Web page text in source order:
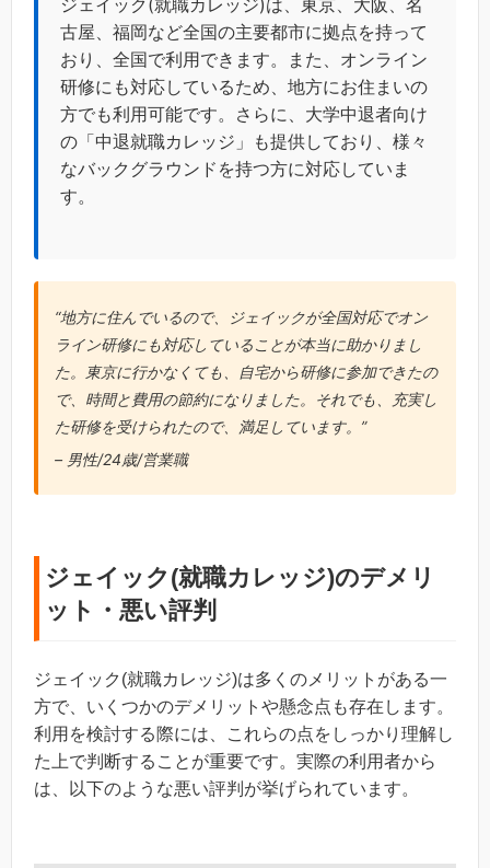
古屋、福岡など全国の主要都市に拠点を持って
おり、全国で利用できます。また、オンライン
研修にも対応しているため、地方にお住まいの
方でも利用可能です。さらに、大学中退者向け
の「中退就職カレッジ」も提供しており、様々
なバックグラウンドを持つ方に対応していま
す。
“地方に住んでいるので、ジェイックが全国対応でオン
ライン研修にも対応していることが本当に助かりまし
た。東京に行かなくても、自宅から研修に参加できたの
で、時間と費用の節約になりました。それでも、充実し
た研修を受けられたので、満足しています。”
– 男性/24歳/営業職
ジェイック(就職カレッジ)のデメリ
ット・悪い評判
ジェイック(就職カレッジ)は多くのメリットがある一
方で、いくつかのデメリットや懸念点も存在します。
利用を検討する際には、これらの点をしっかり理解し
た上で判断することが重要です。実際の利用者から
は、以下のような悪い評判が挙げられています。